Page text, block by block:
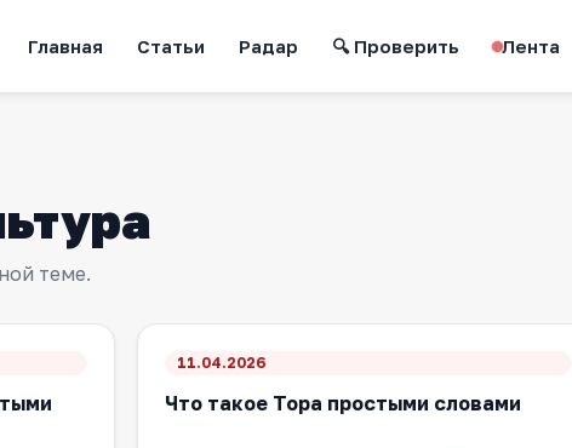
Главная Статьи Радар 🔍 Проверить Лента
теме.
11.04.2026
Что такое Тора простыми словами